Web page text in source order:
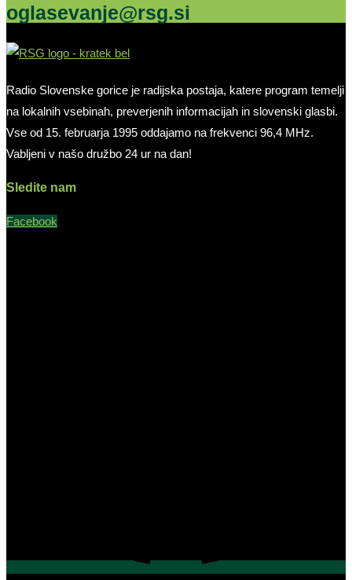
oglasevanje@rsg.si
Radio Slovenske gorice je radijska postaja, katere program temelji
na lokalnih vsebinah, preverjenih informacijah in slovenski glasbi.
Vse od 15. februarja 1995 oddajamo na frekvenci 96,4 MHz.
Vabljeni v našo družbo 24 ur na dan!
Sledite nam
Facebook